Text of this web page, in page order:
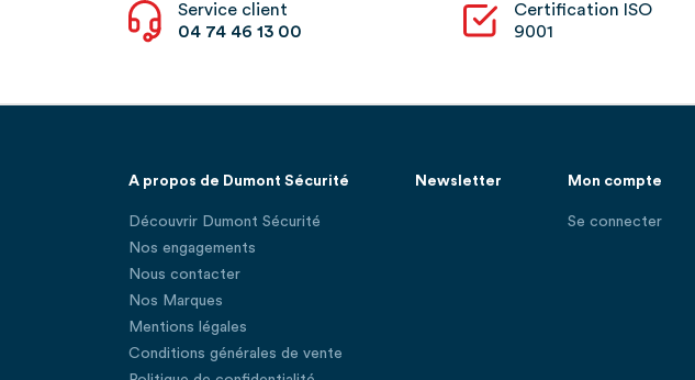
Service client
04 74 46 13 00
Certification ISO
9001
A propos de Dumont Sécurité
Découvrir Dumont Sécurité
Nos engagements
Nous contacter
Nos Marques
Mentions légales
Conditions générales de vente
Newsletter Mon compte
Se connecter